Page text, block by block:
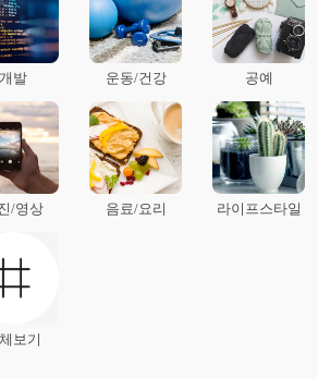
개발 운동/건강 공예
/영상 음료/요리 라이프스타일
보기